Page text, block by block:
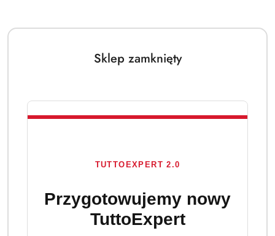
Sklep zamknięty
TUTTOEXPERT 2.0
Przygotowujemy nowy
TuttoExpert